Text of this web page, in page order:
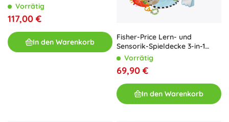
Vorrätig
117,00 €
In den Warenkorb
Fisher-Price Lern- und
Sensorik-Spieldecke 3-in-1
„Treten und Drehen“
Vorrätig
69,90 €
In den Warenkorb